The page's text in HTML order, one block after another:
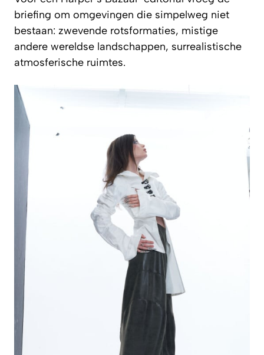
briefing om omgevingen die simpelweg niet
bestaan: zwevende rotsformaties, mistige
andere wereldse landschappen, surrealistische
atmosferische ruimtes.